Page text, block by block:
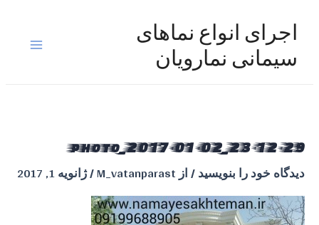
اجرای انواع نماهای
سیمانی نمارویان
Main
photo_2017-01-02_23-12-29
دیدگاه‌ خود را بنویسید/ ازM_vatanparast
/ژانویه 1, 2017